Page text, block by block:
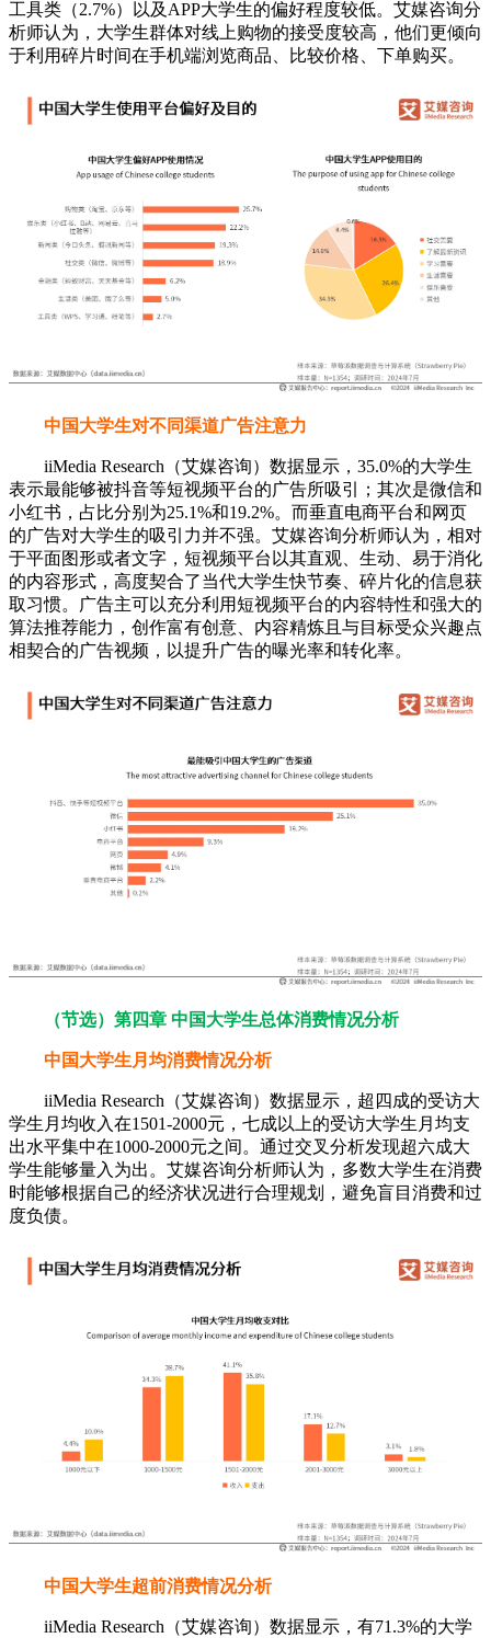
工具类（2.7%）以及APP大学生的偏好程度较低。艾媒咨询分
析师认为，大学生群体对线上购物的接受度较高，他们更倾向
于利用碎片时间在手机端浏览商品、比较价格、下单购买。
中国大学生对不同渠道广告注意力
iiMedia Research（艾媒咨询）数据显示，35.0%的大学生
表示最能够被抖音等短视频平台的广告所吸引；其次是微信和
小红书，占比分别为25.1%和19.2%。而垂直电商平台和网页
的广告对大学生的吸引力并不强。艾媒咨询分析师认为，相对
于平面图形或者文字，短视频平台以其直观、生动、易于消化
的内容形式，高度契合了当代大学生快节奏、碎片化的信息获
取习惯。广告主可以充分利用短视频平台的内容特性和强大的
算法推荐能力，创作富有创意、内容精炼且与目标受众兴趣点
相契合的广告视频，以提升广告的曝光率和转化率。
（节选）第四章 中国大学生总体消费情况分析
中国大学生月均消费情况分析
iiMedia Research（艾媒咨询）数据显示，超四成的受访大
学生月均收入在1501-2000元，七成以上的受访大学生月均支
出水平集中在1000-2000元之间。通过交叉分析发现超六成大
学生能够量入为出。艾媒咨询分析师认为，多数大学生在消费
时能够根据自己的经济状况进行合理规划，避免盲目消费和过
度负债。
中国大学生超前消费情况分析
iiMedia Research（艾媒咨询）数据显示，有71.3%的大学